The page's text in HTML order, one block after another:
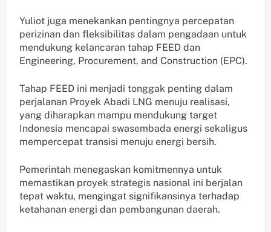
Yuliot juga menekankan pentingnya percepatan
perizinan dan fleksibilitas dalam pengadaan untuk
mendukung kelancaran tahap FEED dan
Engineering, Procurement, and Construction (EPC).
Tahap FEED ini menjadi tonggak penting dalam
perjalanan Proyek Abadi LNG menuju realisasi,
yang diharapkan mampu mendukung target
Indonesia mencapai swasembada energi sekaligus
mempercepat transisi menuju energi bersih.
Pemerintah menegaskan komitmennya untuk
memastikan proyek strategis nasional ini berjalan
tepat waktu, mengingat signifikansinya terhadap
ketahanan energi dan pembangunan daerah.